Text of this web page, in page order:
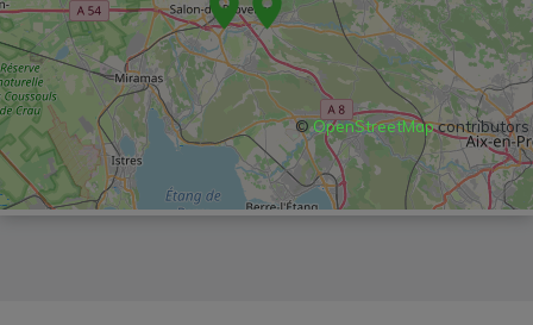
©OpenStreetMapcontributors